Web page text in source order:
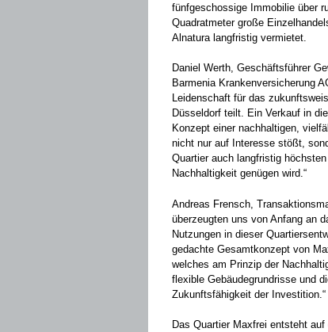
fünfgeschossige Immobilie über
Quadratmeter große
Alnatura langfristig vermietet.
Daniel Werth, Geschäftsführer
Barmenia Krankenversicherung
Leidenschaft für das
Düsseldorf teilt. Ein Verkauf in
Konzept einer nachhaltigen,
nicht nur auf Interesse stößt,
Quartier auch langfristig
Nachhaltigkeit genügen wird.“
Andreas Frensch,
überzeugten uns von Anfang an
Nutzungen in dieser
gedachte Gesamtkonzept von
welches am Prinzip der
flexible Gebäudegrundrisse und
Zukunftsfähigkeit der Investition.“
Das Quartier Maxfrei entsteht